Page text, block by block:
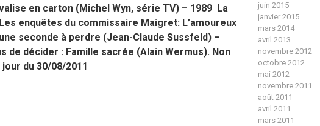
en carton (Michel Wyn, série TV) – 1989 La
enquêtes du commissaire Maigret: L’amoureux
seconde à perdre (Jean-Claude Sussfeld) –
décider : Famille sacrée (Alain Wermus). Non
du 30/08/2011
juin 2015
janvier 2015
mars 2014
avril 2013
novembre 2012
octobre 2012
mai 2012
novembre 2011
août 2011
avril 2011
mars 2011